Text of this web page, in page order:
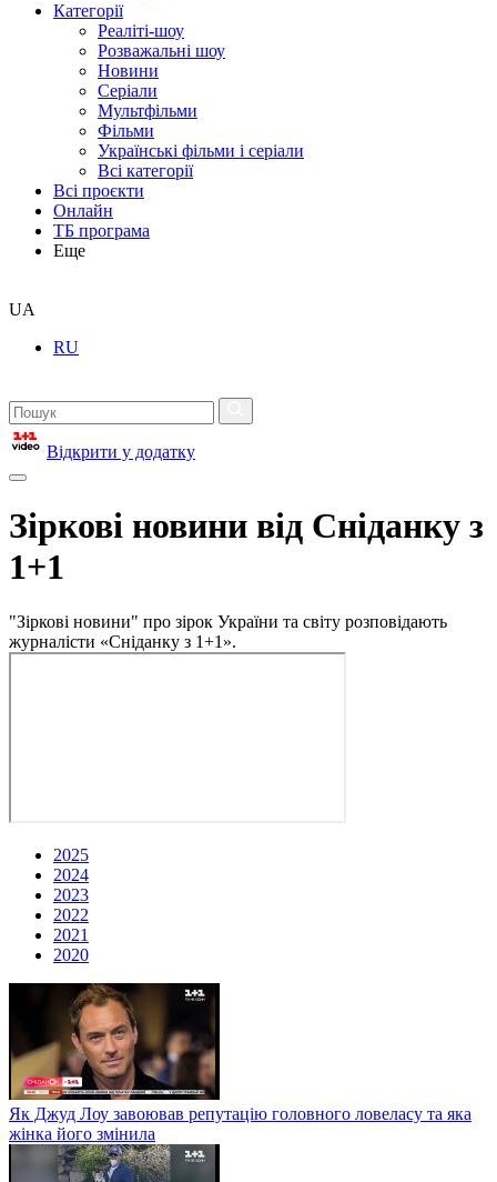
Категорії
Реаліті-шоу
Розважальні шоу
Новини
Серіали
Мультфільми
Фільми
Українські фільми і серіали
Всі категорії
Всі проєкти
Онлайн
ТБ програма
Еще
UA
RU
Відкрити у додатку
Зіркові новини від Сніданку з
1+1
"Зіркові новини" про зірок України та світу розповідають
журналісти «Сніданку з 1+1».
2025
2024
2023
2022
2021
2020
Як Джуд Лоу завоював репутацію головного ловеласу та яка
жінка його змінила